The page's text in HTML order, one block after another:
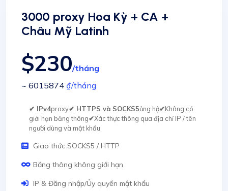
3000 proxy Hoa Kỳ + CA +
Châu Mỹ Latinh
$230/tháng
~ 6015874 ₫/tháng
✔ IPv4proxy✔ HTTPS và SOCKS5ủng hộ✔Không có
giới hạn băng thông✔Xác thực thông qua địa chỉ IP / tên
người dùng và mật khẩu
Giao thức SOCKS5 / HTTP
Băng thông không giới hạn
IP & Đăng nhập/Ủy quyền mật khẩu